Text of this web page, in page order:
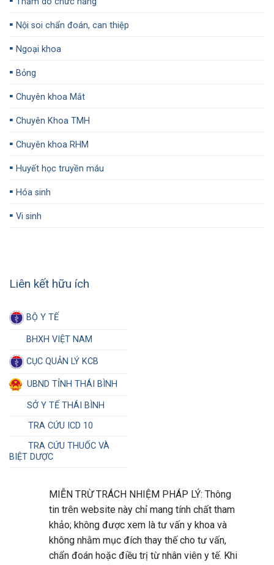
▪️ Nội soi chẩn đoán, can thiệp
▪️ Ngoại khoa
▪️ Bỏng
▪️ Chuyên khoa Mắt
▪️ Chuyên Khoa TMH
▪️ Chuyên khoa RHM
▪️ Huyết học truyền máu
▪️ Hóa sinh
▪️ Vi sinh
Liên kết hữu ích
BỘ Y TẾ
BHXH VIỆT NAM
CỤC QUẢN LÝ KCB
UBND TỈNH THÁI BÌNH
SỞ Y TẾ THÁI BÌNH
TRA CỨU ICD 10
TRA CỨU THUỐC VÀ
BIỆT DƯỢC
MIỄN TRỪ TRÁCH NHIỆM PHÁP LÝ: Thông
tin trên website này chỉ mang tính chất tham
khảo; không được xem là tư vấn y khoa và
không nhằm mục đích thay thế cho tư vấn,
chẩn đoán hoặc điều trị từ nhân viên y tế. Khi